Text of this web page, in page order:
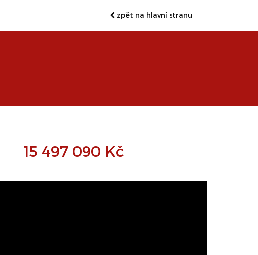
zpět na hlavní stranu
15 497 090 Kč